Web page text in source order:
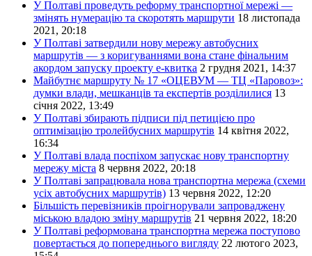
У Полтаві проведуть реформу транспортної мережі —
змінять нумерацію та скоротять маршрути 18 листопада
2021, 20:18
У Полтаві затвердили нову мережу автобусних
маршрутів — з коригуваннями вона стане фінальним
акордом запуску проекту е-квитка 2 грудня 2021, 14:37
Майбутнє маршруту № 17 «ОЦЕВУМ — ТЦ «Паровоз»:
думки влади, мешканців та експертів розділилися 13
січня 2022, 13:49
У Полтаві збирають підписи під петицією про
оптимізацію тролейбусних маршрутів 14 квітня 2022,
16:34
У Полтаві влада поспіхом запускає нову транспортну
мережу міста 8 червня 2022, 20:18
У Полтаві запрацювала нова транспортна мережа (схеми
усіх автобусних маршрутів) 13 червня 2022, 12:20
Більшість перевізників проігнорували запроваджену
міською владою зміну маршрутів 21 червня 2022, 18:20
У Полтаві реформована транспортна мережа поступово
повертається до попереднього вигляду 22 лютого 2023,